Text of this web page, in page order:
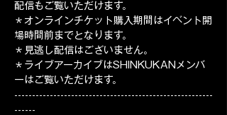
配信もご覧いただけます。
＊オンラインチケット購入期間はイベント開
場時間前までとなります。
＊見逃し配信はございません。
＊ライブアーカイブはSHINKUKANメンバ
ーはご覧いただけます。
--------------------------------------------------------
------